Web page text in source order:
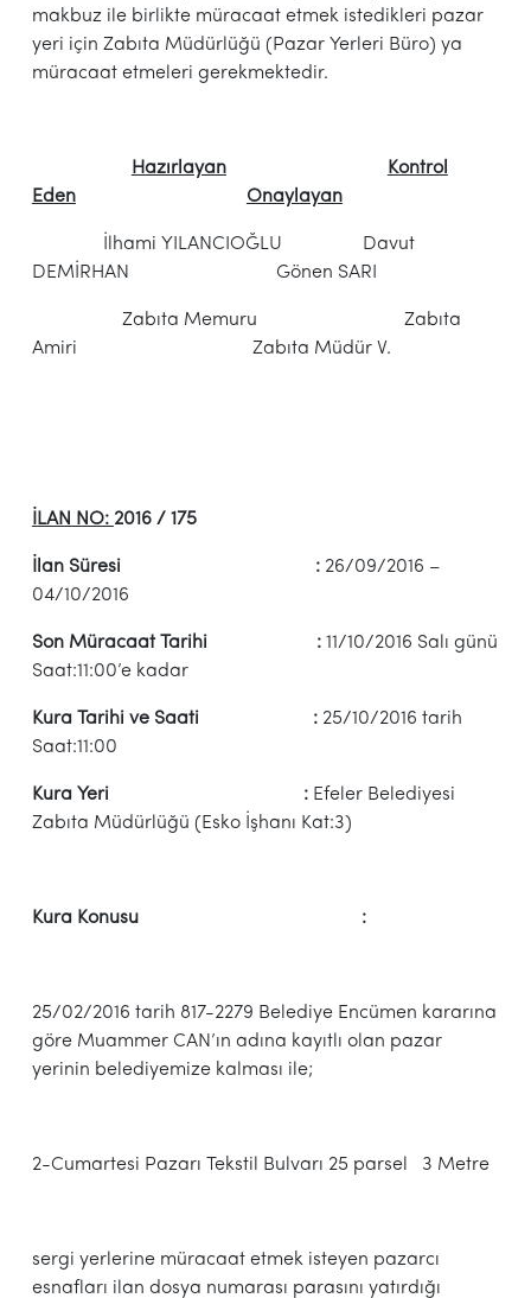
makbuz ile birlikte müracaat etmek istedikleri pazar
yeri için Zabıta Müdürlüğü (Pazar Yerleri Büro) ya
müracaat etmeleri gerekmektedir.
Hazırlayan
Kontrol
Eden
Onaylayan
İlhami YILANCIOĞLU Davut
DEMİRHAN Gönen SARI
Zabıta Memuru Zabıta
Amiri Zabıta Müdür V.
İLAN NO: 2016 / 175
İlan Süresi : 26/09/2016 –
04/10/2016
Son Müracaat Tarihi : 11/10/2016 Salı günü
Saat:11:00’e kadar
Kura Tarihi ve Saati : 25/10/2016 tarih
Saat:11:00
Kura Yeri : Efeler Belediyesi
Zabıta Müdürlüğü (Esko İşhanı Kat:3)
Kura Konusu :
25/02/2016 tarih 817-2279 Belediye Encümen kararına
göre Muammer CAN’ın adına kayıtlı olan pazar
yerinin belediyemize kalması ile;
2-Cumartesi Pazarı Tekstil Bulvarı 25 parsel 3 Metre
sergi yerlerine müracaat etmek isteyen pazarcı
esnafları ilan dosya numarası parasını yatırdığı